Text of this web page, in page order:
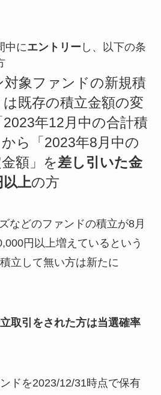
中にエントリー し、以下の条
対象ファンドの新規積
既存の積立金額の変
年12月中の合計積
ら「2023年8月中の
額」を差し引いた金
以上の方
などのファンドの積立が8月
円以上増えているという
立して無い方は新たに
取引をされた方は当選確率
ドを2023/12/31時点で保有